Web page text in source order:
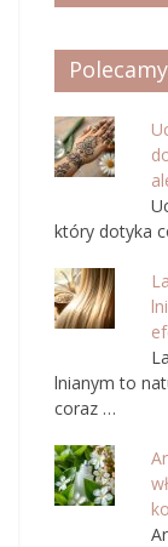
Polecamy
który dotyka
lnianym to
coraz …